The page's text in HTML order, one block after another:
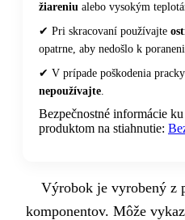
žiareniu alebo vysokým
✔ Pri skracovaní používajte
opatrne, aby nedošlo k
✔ V prípade poškodenia
nepoužívajte.
Bezpečnostné informácie
produktom na stiahnutie:
Výrobok je vyrobený z
komponentov. Môže